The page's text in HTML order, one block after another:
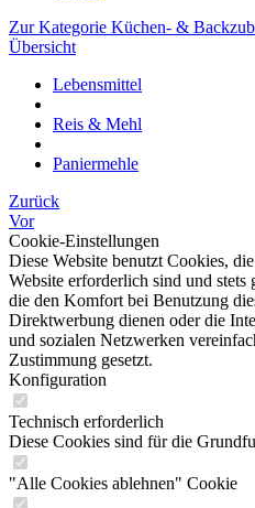
Zur Kategorie Küchen- &
Übersicht
Lebensmittel
Reis & Mehl
Paniermehle
Zurück
Vor
Cookie-Einstellungen
Diese Website benutzt Cookies,
Website erforderlich sind und stets
die den Komfort bei Benutzung
Direktwerbung dienen oder die
und sozialen Netzwerken
Zustimmung gesetzt.
Konfiguration
Technisch erforderlich
Diese Cookies sind für die
"Alle Cookies ablehnen" Cookie